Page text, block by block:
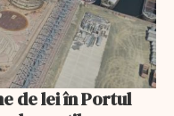
de lei în Portul